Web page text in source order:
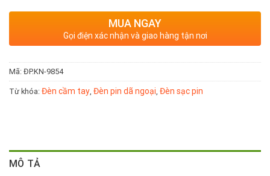
MUA NGAY
Gọi điện xác nhận và giao hàng tận nơi
Mã: ĐP.KN-9854
Từ khóa: Đèn cầm tay Đèn pin dã ngoại Đèn sạc pin
MÔ TẢ